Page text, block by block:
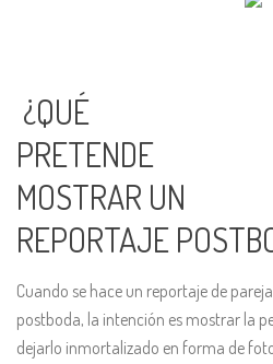
¿QUÉ
PRETENDE
MOSTRAR UN
REPORTAJE
Cuando se hace un reportaje de
postboda, la intención es mostrar la
dejarlo inmortalizado en forma de